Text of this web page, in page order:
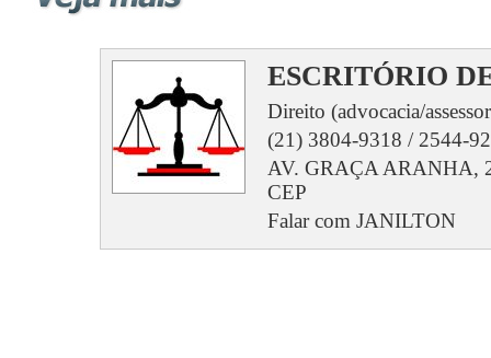
ESCRITÓRIO
Direito (advocacia/
(21) 3804-9318 / 2544-
AV. GRAÇA ARANHA,
CEP
Falar com JANILTON